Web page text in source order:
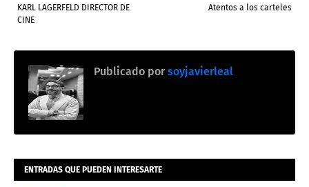
Atentos a los carteles
KARL LAGERFELD DIRECTOR DE
CINE
Publicado por soyjavierleal
ENTRADAS QUE PUEDEN INTERESARTE